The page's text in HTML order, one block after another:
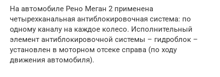
На автомобиле Рено Меган 2 применена
четырехканальная антиблокировочная система: по
одному каналу на каждое колесо. Исполнительный
элемент антиблокировочной системы – гидроблок –
установлен в моторном отсеке справа (по ходу
движения автомобиля).